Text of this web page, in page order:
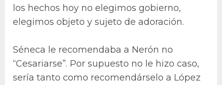
los hechos hoy no elegimos gobierno,
elegimos objeto y sujeto de adoración.
Séneca le recomendaba a Nerón no
“Cesariarse”. Por supuesto no le hizo caso,
sería tanto como recomendárselo a López